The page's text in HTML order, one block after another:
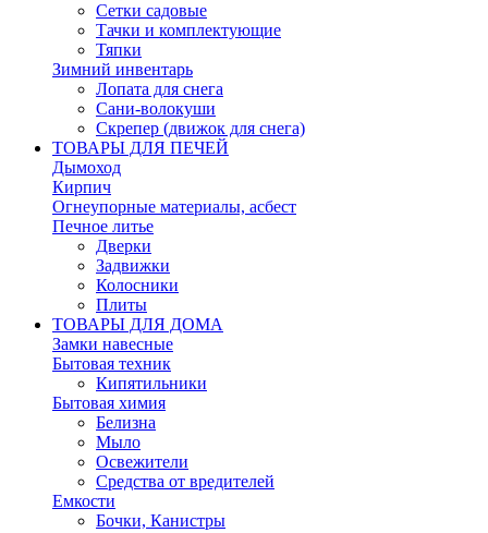
Сетки садовые
Тачки и комплектующие
Тяпки
Зимний инвентарь
Лопата для снега
Сани-волокуши
Скрепер (движок для снега)
ТОВАРЫ ДЛЯ ПЕЧЕЙ
Дымоход
Кирпич
Огнеупорные материалы, асбест
Печное литье
Дверки
Задвижки
Колосники
Плиты
ТОВАРЫ ДЛЯ ДОМА
Замки навесные
Бытовая техник
Кипятильники
Бытовая химия
Белизна
Мыло
Освежители
Средства от вредителей
Емкости
Бочки, Канистры